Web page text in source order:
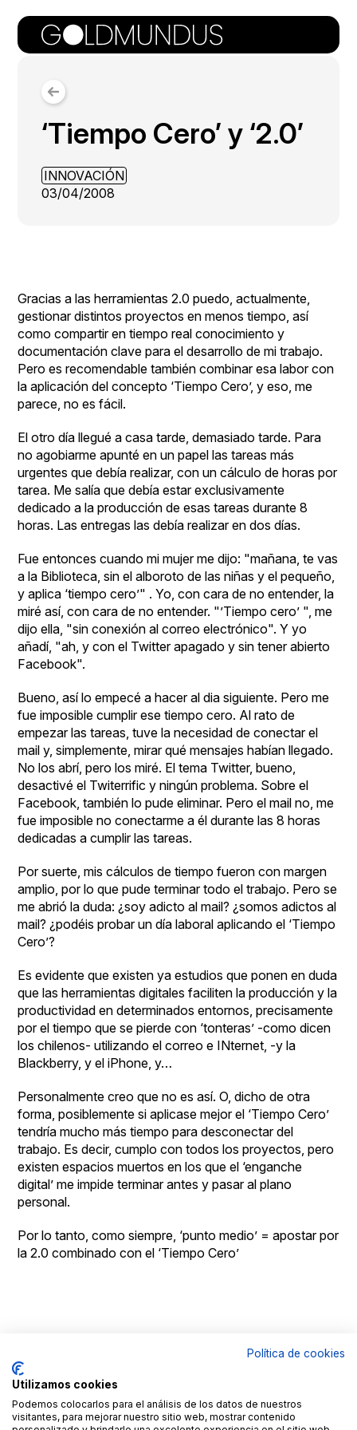
‘Tiempo Cero’ y ‘2.0’
INNOVACIÓN
03/04/2008
Gracias a las herramientas 2.0 puedo, actualmente,
gestionar distintos proyectos en menos tiempo, así
como compartir en tiempo real conocimiento y
documentación clave para el desarrollo de mi trabajo.
Pero es recomendable también combinar esa labor con
la aplicación del concepto ‘Tiempo Cero’, y eso, me
parece, no es fácil.
El otro día llegué a casa tarde, demasiado tarde. Para
no agobiarme apunté en un papel las tareas más
urgentes que debía realizar, con un cálculo de horas por
tarea. Me salía que debía estar exclusivamente
dedicado a la producción de esas tareas durante 8
horas. Las entregas las debía realizar en dos días.
Fue entonces cuando mi mujer me dijo: "mañana, te vas
a la Biblioteca, sin el alboroto de las niñas y el pequeño,
y aplica ‘tiempo cero’" . Yo, con cara de no entender, la
miré así, con cara de no entender. "’Tiempo cero’ ", me
dijo ella, "sin conexión al correo electrónico". Y yo
añadí, "ah, y con el Twitter apagado y sin tener abierto
Facebook".
Bueno, así lo empecé a hacer al dia siguiente. Pero me
fue imposible cumplir ese tiempo cero. Al rato de
empezar las tareas, tuve la necesidad de conectar el
mail y, simplemente, mirar qué mensajes habían llegado.
No los abrí, pero los miré. El tema Twitter, bueno,
desactivé el Twiterrific y ningún problema. Sobre el
Facebook, también lo pude eliminar. Pero el mail no, me
fue imposible no conectarme a él durante las 8 horas
dedicadas a cumplir las tareas.
Por suerte, mis cálculos de tiempo fueron con margen
amplio, por lo que pude terminar todo el trabajo. Pero se
me abrió la duda: ¿soy adicto al mail? ¿somos adictos al
mail? ¿podéis probar un día laboral aplicando el ‘Tiempo
Cero’?
Es evidente que existen ya estudios que ponen en duda
que las herramientas digitales faciliten la producción y la
productividad en determinados entornos, precisamente
por el tiempo que se pierde con ‘tonteras’ -como dicen
los chilenos- utilizando el correo e INternet, -y la
Blackberry, y el iPhone, y…
Personalmente creo que no es así. O, dicho de otra
forma, posiblemente si aplicase mejor el ‘Tiempo Cero’
tendría mucho más tiempo para desconectar del
trabajo. Es decir, cumplo con todos los proyectos, pero
existen espacios muertos en los que el ‘enganche
digital’ me impide terminar antes y pasar al plano
personal.
Por lo tanto, como siempre, ‘punto medio’ = apostar por
la 2.0 combinado con el ‘Tiempo Cero’
LinkedIN
Fages
ByPolítica de cookies
Utilizamos cookies
Podemos colocarlos para el análisis de los datos de nuestros
visitantes, para mejorar nuestro sitio web, mostrar contenido